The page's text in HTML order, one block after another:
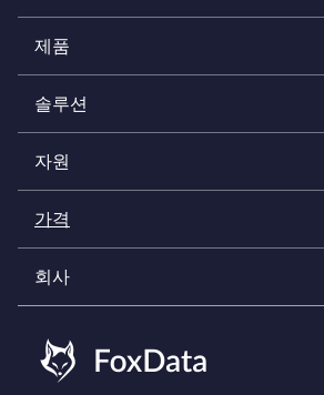
제품
솔루션
자원
가격
회사